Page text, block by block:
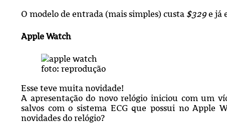
O modelo de entrada (mais simples) custa $329 e já
Apple Watch
foto: reprodução
Esse teve muita novidade!
A apresentação do novo relógio iniciou com um
salvos com o sistema ECG que possui no Apple
novidades do relógio?